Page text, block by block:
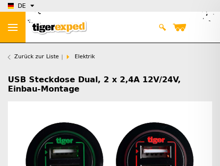
DE
Zurück zur Liste Elektrik
USB Steckdose Dual, 2 x 2,4A 12V/24V,
Einbau-Montage